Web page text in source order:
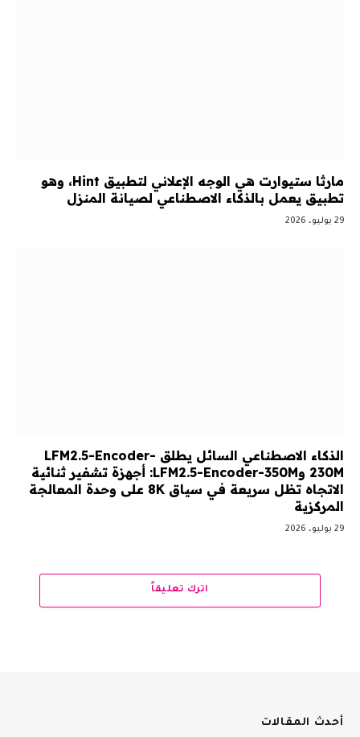
مارثا ستيوارت هي الوجه الإعلاني لتطبيق Hint، وهو
تطبيق يعمل بالذكاء الاصطناعي لصيانة المنزل
29 يوليو، 2026
الذكاء الاصطناعي السائل يطلق LFM2.5-Encoder-
230M وLFM2.5-Encoder-350M: أجهزة تشفير ثنائية
الاتجاه تظل سريعة في سياق 8K على وحدة المعالجة
المركزية
29 يوليو، 2026
اترك تعليقاً
أحدث المقالات